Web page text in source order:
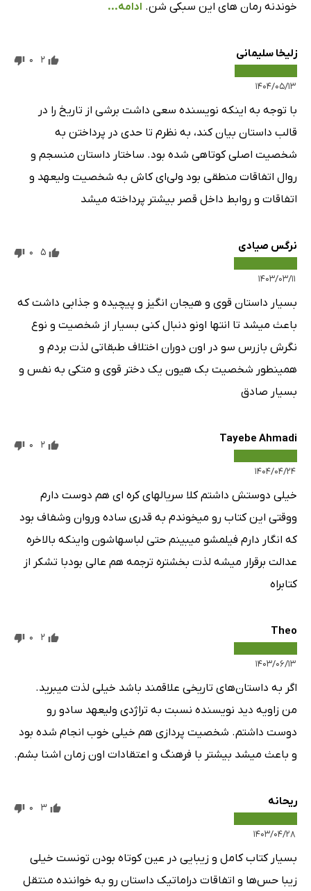
خوندنه رمان های این سبکی شن. ادامه...
زلیخا سلیمانی
۱۴۰۴/۰۵/۱۳
2
0
با توجه به اینکه نویسنده سعی داشت برشی از تاریخ را در
قالب داستان بیان کند، به نظرم تا حدی در پرداختن به
شخصیت اصلی کوتاهی شده بود. ساختار داستان منسجم و
روال اتفاقات منطقی بود ولی‌ای کاش به شخصیت ولیعهد و
اتفاقات و روابط داخل قصر بیشتر پرداخته میشد
نرگس صیادی
۱۴۰۳/۰۳/۱۱
5
0
بسیار داستان قوی و هیجان انگیز و پیچیده و جذابی داشت که
باعث میشد تا انتها اونو دنبال کنی بسیار از شخصیت و نوع
نگرش بازرس سو در اون دوران اختلاف طبقاتی لذت بردم و
همینطور شخصیت بک هیون یک دختر قوی و متکی به نفس و
بسیار صادق
Tayebe Ahmadi
۱۴۰۴/۰۴/۲۴
2
0
خیلی دوستش داشتم کلا سریالهای کره ای هم دوست دارم
ووقتی این کتاب رو میخوندم به قدری ساده وروان وشفاف بود
که انگار دارم فیلمشو میبینم حتی لباسهاشون واینکه بالاخره
عدالت برقرار میشه لذت بخشتره ترجمه هم عالی بودبا تشکر از
کتابراه
Theo
۱۴۰۳/۰۶/۱۳
2
0
اگر به داستان‌های تاریخی علاقمند باشد خیلی لذت میبرید.
من زاویه دید نویسنده نسبت به تراژدی ولیعهد سادو رو
دوست داشتم. شخصیت پردازی هم خیلی خوب انجام شده بود
و باعث میشد بیشتر با فرهنگ و اعتقادات اون زمان اشنا بشم.
ریحانه
۱۴۰۳/۰۴/۲۸
3
0
بسیار کتاب کامل و زیبایی در عین کوتاه بودن تونست خیلی
زیبا حس‌ها و اتفاقات دراماتیک داستان رو به خواننده منتقل